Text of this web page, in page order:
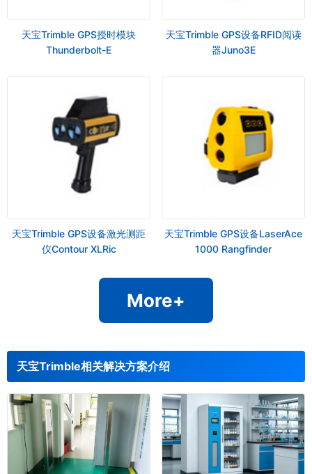
天宝Trimble GPS授时模块
Thunderbolt-E
天宝Trimble GPS设备RFID阅读
器Juno3E
天宝Trimble GPS设备激光测距
仪Contour XLRic
天宝Trimble GPS设备LaserAce
1000 Rangfinder
More+
天宝Trimble相关解决方案介绍